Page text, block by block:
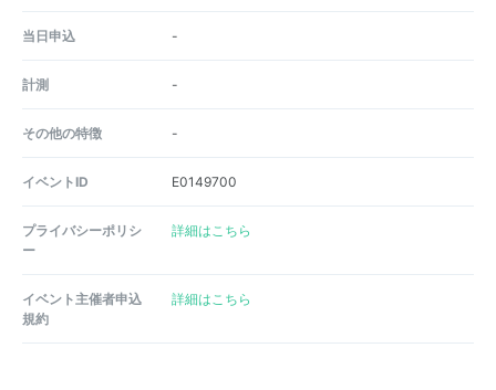
当日申込 -
計測 -
その他の特徴 -
イベントID E0149700
プライバシーポリシ
ー
詳細はこちら
イベント主催者申込
規約
詳細はこちら